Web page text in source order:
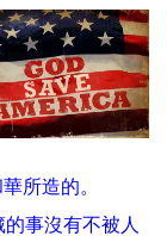
所造的。
事沒有不被人